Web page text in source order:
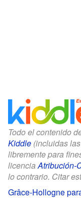
Todo el contenido
Kiddle (incluidas
libremente para
licencia Atribución-
lo contrario. Citar
Grâce-Hollogne